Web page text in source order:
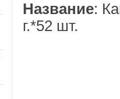
Название:
г.*52 шт.